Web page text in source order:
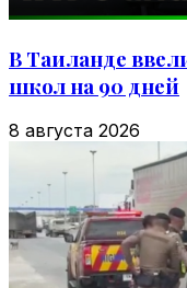
В Таиланде
школ на 90 дней
8 августа 2026